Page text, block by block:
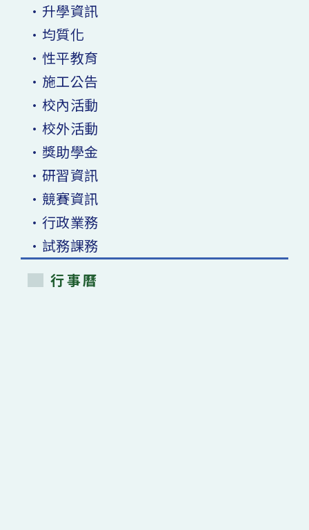
•升學資訊
•均質化
•性平教育
•施工公告
•校內活動
•校外活動
•獎助學金
•研習資訊
•競賽資訊
•行政業務
•試務課務
行事曆